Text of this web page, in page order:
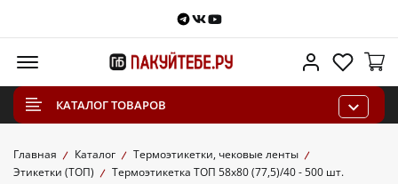
Telegram
VKontakte
Youtube
Личный
КАТАЛОГ ТОВАРОВ
Главная Каталог
Термоэтикетки, чековые ленты
Этикетки (ТОП)
Термоэтикетка ТОП 58х80 (77,5)/40 - 500 шт.